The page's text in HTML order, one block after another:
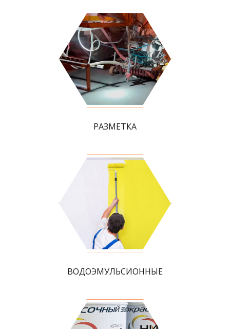
РАЗМЕТКА
ВОДОЭМУЛЬСИОННЫЕ